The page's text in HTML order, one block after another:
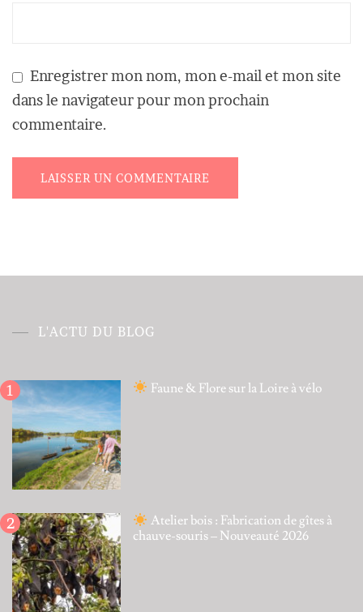
Enregistrer mon nom, mon e-mail et mon site
dans le navigateur pour mon prochain
commentaire.
L'ACTU DU BLOG
Faune & Flore sur la Loire à vélo
Atelier bois : Fabrication de gîtes à
chauve-souris – Nouveauté 2026